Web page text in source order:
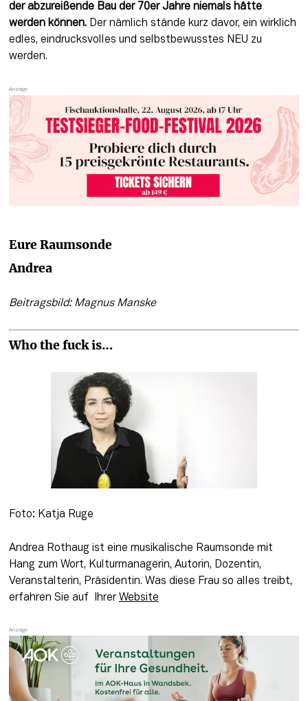
der abzureißende Bau der 70er Jahre niemals hätte
werden können. Der nämlich stände kurz davor, ein wirklich
edles, eindrucksvolles und selbstbewusstes NEU zu
werden.
Eure Raumsonde
Andrea
Beitragsbild: Magnus Manske
Who the fuck is…
Foto: Katja Ruge
Andrea Rothaug ist eine musikalische Raumsonde mit
Hang zum Wort, Kulturmanagerin, Autorin, Dozentin,
Veranstalterin, Präsidentin. Was diese Frau so alles treibt,
erfahren Sie auf  Ihrer Website